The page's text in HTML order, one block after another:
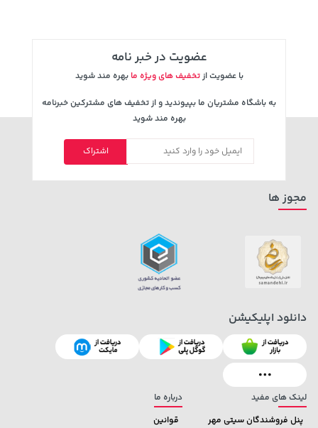
خرید 27,280,000 تومان
100,000 تومان
120,000
خرید 44,380,000 تومان
عضویت در خبر نامه
با عضویت ازتخفیف های ویژه ما بهره مند شوید
به باشگاه مشتریان ما بپیوندید و از تخفیف های مشترکین خبرنامه
بهره مند شوید
اشتراک
لینک های مفید
پنل فروشندگان سیتی مهر
درباره ما
قوانین
مجوز ها
دانلود اپلیکیشن